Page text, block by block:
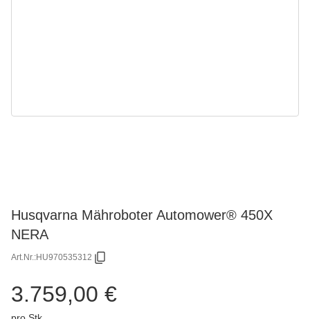
Husqvarna Mähroboter Automower® 450X
NERA
Art.Nr.:HU970535312
3.759,00 €